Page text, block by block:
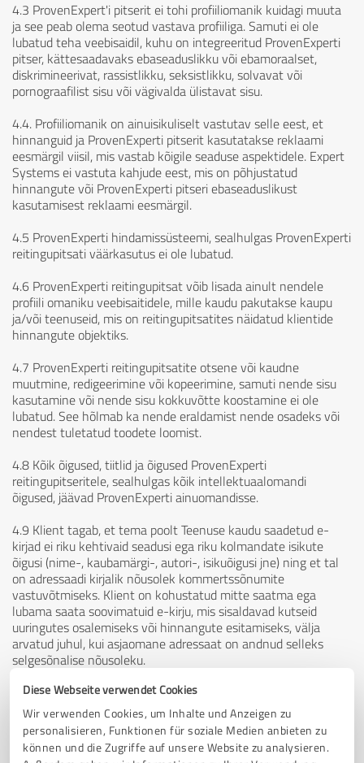
Diese Webseite verwendet Cookies
Wir verwenden Cookies, um Inhalte und Anzeigen zu
personalisieren, Funktionen für soziale Medien anbieten zu
können und die Zugriffe auf unsere Website zu analysieren.
4.3 ProvenExpert'i pitserit ei tohi profiiliomanik kuidagi muuta
ja see peab olema seotud vastava profiiliga. Samuti ei ole
lubatud teha veebisaidil, kuhu on integreeritud ProvenExperti
pitser, kättesaadavaks ebaseaduslikku või ebamoraalset,
diskrimineerivat, rassistlikku, seksistlikku, solvavat või
pornograafilist sisu või vägivalda ülistavat sisu.
4.4. Profiiliomanik on ainuisikuliselt vastutav selle eest, et
hinnanguid ja ProvenExperti pitserit kasutatakse reklaami
eesmärgil viisil, mis vastab kõigile seaduse aspektidele. Expert
Systems ei vastuta kahjude eest, mis on põhjustatud
hinnangute või ProvenExperti pitseri ebaseaduslikust
kasutamisest reklaami eesmärgil.
4.5 ProvenExperti hindamissüsteemi, sealhulgas ProvenExperti
reitingupitsati väärkasutus ei ole lubatud.
4.6 ProvenExperti reitingupitsat võib lisada ainult nendele
profiili omaniku veebisaitidele, mille kaudu pakutakse kaupu
ja/või teenuseid, mis on reitingupitsatites näidatud klientide
hinnangute objektiks.
4.7 ProvenExperti reitingupitsatite otsene või kaudne
muutmine, redigeerimine või kopeerimine, samuti nende sisu
kasutamine või nende sisu kokkuvõtte koostamine ei ole
lubatud. See hõlmab ka nende eraldamist nende osadeks või
nendest tuletatud toodete loomist.
4.8 Kõik õigused, tiitlid ja õigused ProvenExperti
reitingupitseritele, sealhulgas kõik intellektuaalomandi
õigused, jäävad ProvenExperti ainuomandisse.
4.9 Klient tagab, et tema poolt Teenuse kaudu saadetud e-
kirjad ei riku kehtivaid seadusi ega riku kolmandate isikute
õigusi (nime-, kaubamärgi-, autori-, isikuõigusi jne) ning et tal
on adressaadi kirjalik nõusolek kommertssõnumite
vastuvõtmiseks. Klient on kohustatud mitte saatma ega
lubama saata soovimatuid e-kirju, mis sisaldavad kutseid
uuringutes osalemiseks või hinnangute esitamiseks, välja
arvatud juhul, kui asjaomane adressaat on andnud selleks
selgesõnalise nõusoleku.
4.10 Expert Systems ei kavatse pakkuda Teenuse kaudu
platvormi mis tahes poliitilisele tegevusele. Seetõttu ei ole
lubatud teenuse kaudu saata poliitilise tegevusega seotud sisu,
näiteks erakondade koosolekud, meeleavaldused, lendlehtede
kampaaniad või petitsioonikampaaniad. See kehtib ka juhul, kui